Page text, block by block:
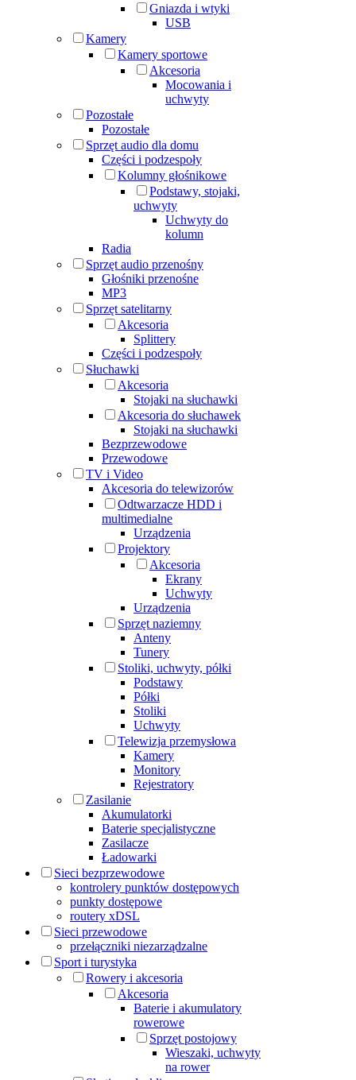
Gniazda i wtyki
USB
Kamery
Kamery sportowe
Akcesoria
Mocowania i
uchwyty
Pozostałe
Pozostałe
Sprzęt audio dla domu
Części i podzespoły
Kolumny głośnikowe
Podstawy, stojaki,
uchwyty
Uchwyty do
kolumn
Radia
Sprzęt audio przenośny
Głośniki przenośne
MP3
Sprzęt satelitarny
Akcesoria
Splittery
Części i podzespoły
Słuchawki
Akcesoria
Stojaki na słuchawki
Akcesoria do słuchawek
Stojaki na słuchawki
Bezprzewodowe
Przewodowe
TV i Video
Akcesoria do telewizorów
Odtwarzacze HDD i
multimedialne
Urządzenia
Projektory
Akcesoria
Ekrany
Uchwyty
Urządzenia
Sprzęt naziemny
Anteny
Tunery
Stoliki, uchwyty, półki
Podstawy
Półki
Stoliki
Uchwyty
Telewizja przemysłowa
Kamery
Monitory
Rejestratory
Zasilanie
Akumulatorki
Baterie specjalistyczne
Zasilacze
Ładowarki
Sieci bezprzewodowe
kontrolery punktów dostępowych
punkty dostępowe
routery xDSL
Sieci przewodowe
przełączniki niezarządzalne
Sport i turystyka
Rowery i akcesoria
Akcesoria
Baterie i akumulatory
rowerowe
Sprzęt postojowy
Wieszaki, uchwyty
na rower